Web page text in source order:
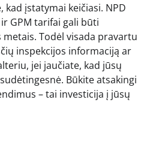
kad įstatymai keičiasi. NPD
GPM tarifai gali būti
Todėl visada pravartu
inspekcijos informaciją ar
jei jaučiate, kad jūsų
Būkite atsakingi
– tai investicija į jūsų